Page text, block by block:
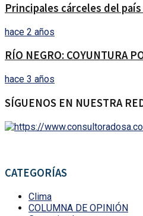
Principales cárceles del
hace 2 años
RÍO NEGRO: COYUNTURA
hace 3 años
SÍGUENOS EN NUESTRA
CATEGORÍAS
Clima
COLUMNA DE OPINIÓN